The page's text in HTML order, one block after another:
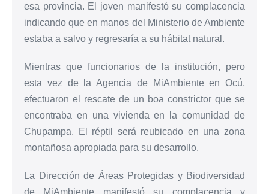
esa provincia. El joven manifestó su complacencia
indicando que en manos del Ministerio de Ambiente
estaba a salvo y regresaría a su hábitat natural.
Mientras que funcionarios de la institución, pero
esta vez de la Agencia de MiAmbiente en Ocú,
efectuaron el rescate de un boa constrictor que se
encontraba en una vivienda en la comunidad de
Chupampa. El réptil será reubicado en una zona
montañosa apropiada para su desarrollo.
La Dirección de Áreas Protegidas y Biodiversidad
de MiAmbiente manifestó su complacencia y